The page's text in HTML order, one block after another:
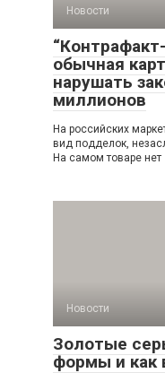
Новости
обычная
нарушать
миллионов
На российских
вид подделок,
На самом товаре нет
Новости
Золотые
формы и как